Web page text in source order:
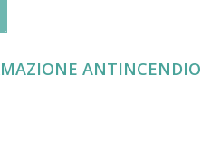
ANTINCENDIO